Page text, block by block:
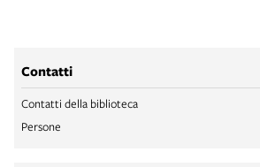
Contatti
Contatti della biblioteca
Persone